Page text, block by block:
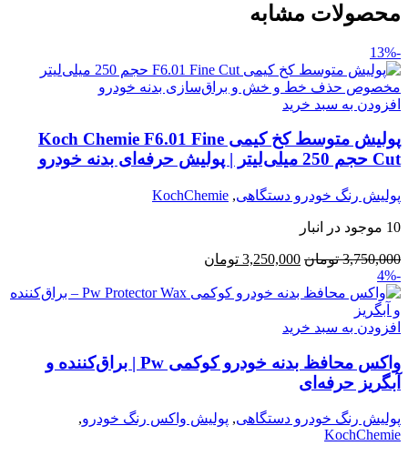
محصولات مشابه
-13%
افزودن به سبد خرید
پولیش متوسط کخ کیمی Koch Chemie F6.01 Fine
Cut حجم 250 میلی‌لیتر | پولیش حرفه‌ای بدنه خودرو
پولیش رنگ خودرو دستگاهی,
KochChemie
10 موجود در انبار
3,750,000 تومان 3,250,000 تومان
-4%
افزودن به سبد خرید
واکس محافظ بدنه خودرو کوکمی Pw | براق‌کننده و
آبگریز حرفه‌ای
پولیش رنگ خودرو دستگاهی, پولیش واکس رنگ خودرو,
KochChemie